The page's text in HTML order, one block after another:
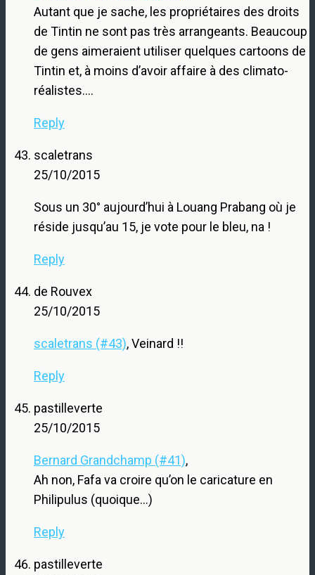
Autant que je sache, les propriétaires des droits
de Tintin ne sont pas très arrangeants. Beaucoup
de gens aimeraient utiliser quelques cartoons de
Tintin et, à moins d’avoir affaire à des climato-
réalistes….
Reply
scaletrans
25/10/2015
Sous un 30° aujourd’hui à Louang Prabang où je
réside jusqu’au 15, je vote pour le bleu, na !
Reply
de Rouvex
25/10/2015
scaletrans (#43), Veinard !!
Reply
pastilleverte
25/10/2015
Bernard Grandchamp (#41),
Ah non, Fafa va croire qu’on le caricature en
Philipulus (quoique…)
Reply
pastilleverte